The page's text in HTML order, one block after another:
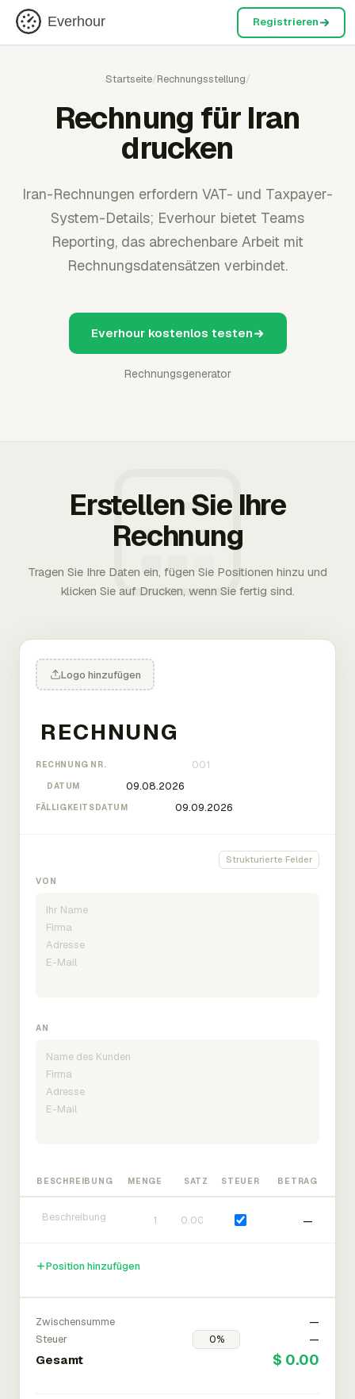
Everhour Registrieren
Startseite/Rechnungsstellung/
Rechnung für Iran
drucken
Iran-Rechnungen erfordern VAT- und Taxpayer-
System-Details; Everhour bietet Teams
Reporting, das abrechenbare Arbeit mit
Rechnungsdatensätzen verbindet.
Everhour kostenlos testen
Rechnungsgenerator
Erstellen Sie Ihre
Rechnung
Tragen Sie Ihre Daten ein, fügen Sie Positionen hinzu und
klicken Sie auf Drucken, wenn Sie fertig sind.
Logo hinzufügen
RECHNUNG NR.
DATUM
FÄLLIGKEITSDATUM
Strukturierte Felder
VON
AN
BESCHREIBUNG MENGE SATZ STEUER BETRAG
—
Position hinzufügen
Zwischensumme
—
Steuer
—
Gesamt $ 0.00